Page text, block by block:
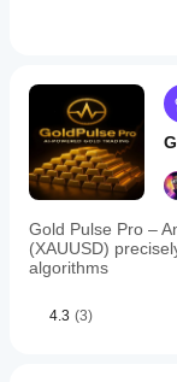
가
어떻
게
작동
하는
지
할
수
있습
다.
예,
매개
변수
를
수정
하여
자신
의
전략
맞게
지표
Gold Pulse Pro –
(XAUUSD)
algorithms
4.3 (3)